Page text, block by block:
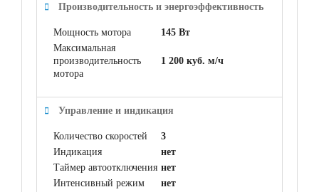
Производительность и энергоэффективность
Мощность мотора
145 Вт
Максимальная
производительность
мотора
1 200 куб. м/ч
Управление и индикация
Количество скоростей
3
Индикация
нет
Таймер автоотключения нет
Интенсивный режим
нет